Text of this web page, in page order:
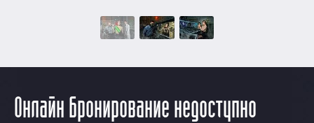
Онлайн бронирование недоступно